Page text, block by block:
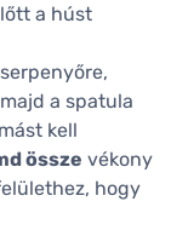
a húst
a spatula
kell
össze vékony
hogy